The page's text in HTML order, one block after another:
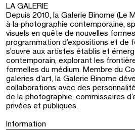
LA GALERIE
Depuis 2010, la Galerie Binome (Le
à la photographie contemporaine,
visuels en quête de nouvelles
programmation d’expositions et de
s’ouvre aux artistes établis et
contemporain, explorant les
formelles du médium. Membre du
galeries d’art, la Galerie Binome
collaborations avec des
de la photographie, commissaires
privées et publiques.
Information